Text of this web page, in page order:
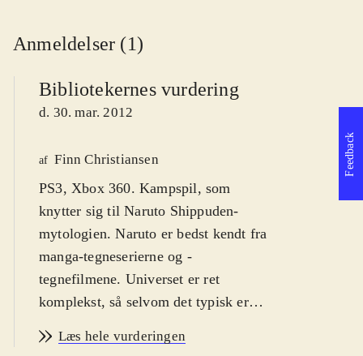
Anmeldelser (1)
Bibliotekernes vurdering
d. 30. mar. 2012
af Finn Christiansen
PS3, Xbox 360. Kampspil, som
knytter sig til Naruto Shippuden-
mytologien. Naruto er bedst kendt fra
manga-tegneserierne og -
tegnefilmene. Universet er ret
komplekst, så selvom det typisk er
udskejelser, er der også god
Læs hele vurderingen
Feedback